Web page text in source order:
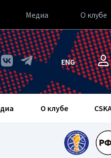
Медиа О клубе
ENG
О клубе